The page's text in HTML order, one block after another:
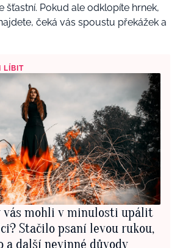
šťastní. Pokud ale odklopíte hrnek,
čeká vás spoustu překážek a
LÍBIT
vás mohli v minulosti upálit
Stačilo psaní levou rukou,
a další nevinné důvody